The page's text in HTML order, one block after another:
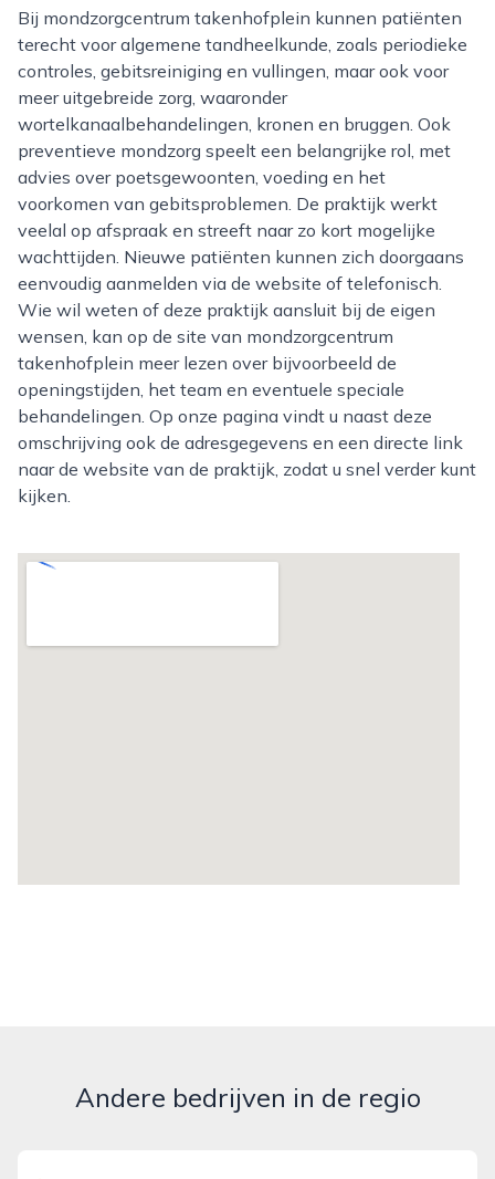
Bij mondzorgcentrum takenhofplein kunnen patiënten
terecht voor algemene tandheelkunde, zoals periodieke
controles, gebitsreiniging en vullingen, maar ook voor
meer uitgebreide zorg, waaronder
wortelkanaalbehandelingen, kronen en bruggen. Ook
preventieve mondzorg speelt een belangrijke rol, met
advies over poetsgewoonten, voeding en het
voorkomen van gebitsproblemen. De praktijk werkt
veelal op afspraak en streeft naar zo kort mogelijke
wachttijden. Nieuwe patiënten kunnen zich doorgaans
eenvoudig aanmelden via de website of telefonisch.
Wie wil weten of deze praktijk aansluit bij de eigen
wensen, kan op de site van mondzorgcentrum
takenhofplein meer lezen over bijvoorbeeld de
openingstijden, het team en eventuele speciale
behandelingen. Op onze pagina vindt u naast deze
omschrijving ook de adresgegevens en een directe link
naar de website van de praktijk, zodat u snel verder kunt
kijken.
Andere bedrijven in de regio